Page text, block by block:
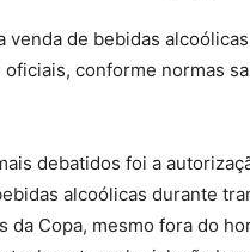
venda de bebidas
conforme normas
debatidos foi a
alcoólicas durante
da Copa, mesmo fora do